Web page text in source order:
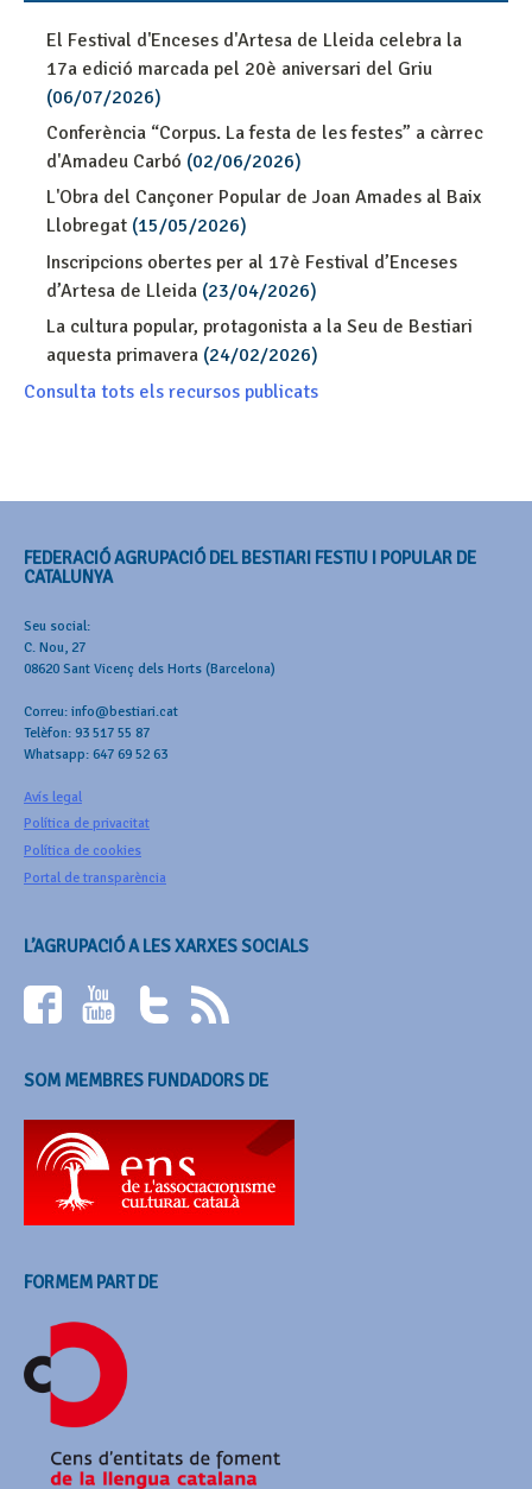
El Festival d'Enceses d'Artesa de Lleida celebra la
17a edició marcada pel 20è aniversari del Griu
(06/07/2026)
Conferència “Corpus. La festa de les festes” a càrrec
d'Amadeu Carbó (02/06/2026)
L'Obra del Cançoner Popular de Joan Amades al Baix
Llobregat (15/05/2026)
Inscripcions obertes per al 17è Festival d’Enceses
d’Artesa de Lleida (23/04/2026)
La cultura popular, protagonista a la Seu de Bestiari
aquesta primavera (24/02/2026)
Consulta tots els recursos publicats
FEDERACIÓ AGRUPACIÓ DEL BESTIARI FESTIU I POPULAR DE
CATALUNYA
Seu social:
C. Nou, 27
08620 Sant Vicenç dels Horts (Barcelona)
Correu: info@bestiari.cat
Telèfon: 93 517 55 87
Whatsapp: 647 69 52 63
Avís legal
Política de privacitat
Política de cookies
Portal de transparència
L’AGRUPACIÓ A LES XARXES SOCIALS
SOM MEMBRES FUNDADORS DE
FORMEM PART DE